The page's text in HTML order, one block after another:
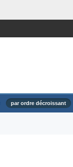
par ordre décroissant